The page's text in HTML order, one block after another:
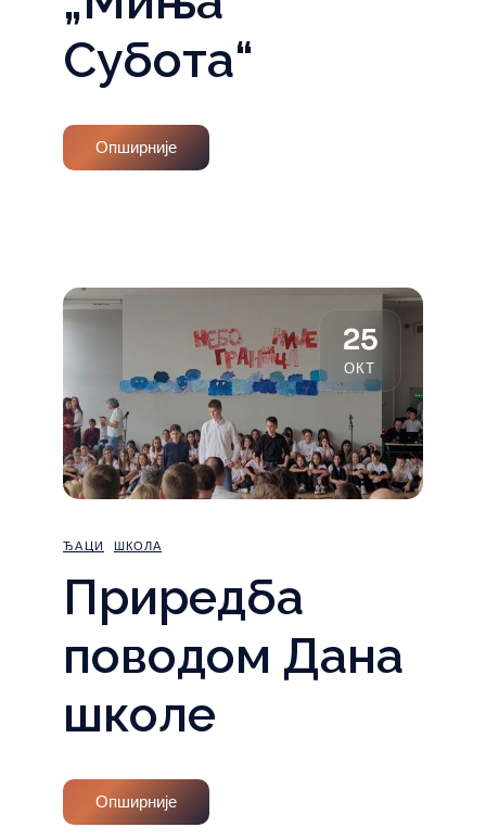
Субота“
Опширније
25
ОКТ
ЂАЦИ ШКОЛА
Приредба
поводом Дана
школе
Опширније